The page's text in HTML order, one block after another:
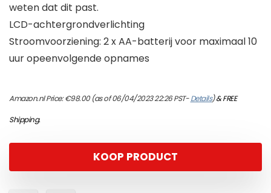
weten dat dit past.
LCD-achtergrondverlichting
Stroomvoorziening: 2 x AA-batterij voor maximaal 10
uur opeenvolgende opnames
Amazon.nl Price:€98.00(as of 06/04/2023 22:26 PST-Details)&FREE
Shipping.
KOOP PRODUCT